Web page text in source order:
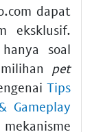
dapat
eksklusif.
soal
pet
Tips
Gameplay